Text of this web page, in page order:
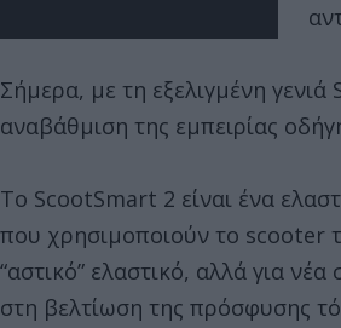
Σήμερα, με τη εξελιγμένη
αναβάθμιση της εμπειρίας
Το ScootSmart 2 είναι ένα
που χρησιμοποιούν το scooter
“αστικό” ελαστικό, αλλά για
στη βελτίωση της πρόσφυσης